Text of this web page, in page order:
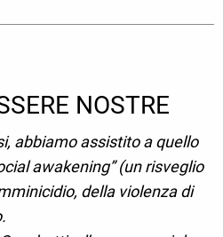
NOSTRE
abbiamo assistito a quello
awakening” (un risveglio
della violenza di